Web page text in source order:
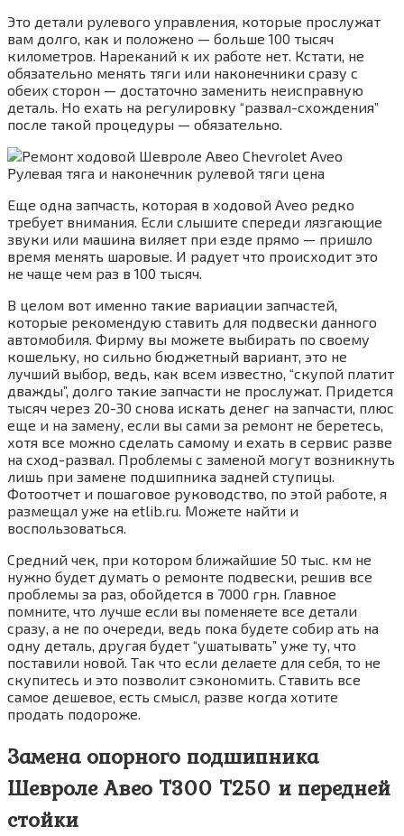
Это детали рулевого управления, которые прослужат
вам долго, как и положено — больше 100 тысяч
километров. Нареканий к их работе нет. Кстати, не
обязательно менять тяги или наконечники сразу с
обеих сторон — достаточно заменить неисправную
деталь. Но ехать на регулировку “развал-схождения”
после такой процедуры — обязательно.
Еще одна запчасть, которая в ходовой Aveo редко
требует внимания. Если слышите спереди лязгающие
звуки или машина виляет при езде прямо — пришло
время менять шаровые. И радует что происходит это
не чаще чем раз в 100 тысяч.
В целом вот именно такие вариации запчастей,
которые рекомендую ставить для подвески данного
автомобиля. Фирму вы можете выбирать по своему
кошельку, но сильно бюджетный вариант, это не
лучший выбор, ведь, как всем известно, “скупой платит
дважды”, долго такие запчасти не прослужат. Придется
тысяч через 20-30 снова искать денег на запчасти, плюс
еще и на замену, если вы сами за ремонт не беретесь,
хотя все можно сделать самому и ехать в сервис разве
на сход-развал. Проблемы с заменой могут возникнуть
лишь при замене подшипника задней ступицы.
Фотоотчет и пошаговое руководство, по этой работе, я
размещал уже на etlib.ru. Можете найти и
воспользоваться.
Средний чек, при котором ближайшие 50 тыс. км не
нужно будет думать о ремонте подвески, решив все
проблемы за раз, обойдется в 7000 грн. Главное
помните, что лучше если вы поменяете все детали
сразу, а не по очереди, ведь пока будете собир ать на
одну деталь, другая будет “ушатывать” уже ту, что
поставили новой. Так что если делаете для себя, то не
скупитесь и это позволит сэкономить. Ставить все
самое дешевое, есть смысл, разве когда хотите
продать подороже.
Замена опорного подшипника
Шевроле Авео Т300 Т250 и передней
стойки